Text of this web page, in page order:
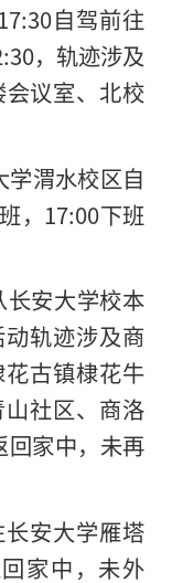
自驾前往
，轨迹涉及
议室、北校
学渭水校区自
，17:00下班
长安大学校本
轨迹涉及商
古镇棣花牛
社区、商洛
回家中，未再
安大学雁塔
家中，未外